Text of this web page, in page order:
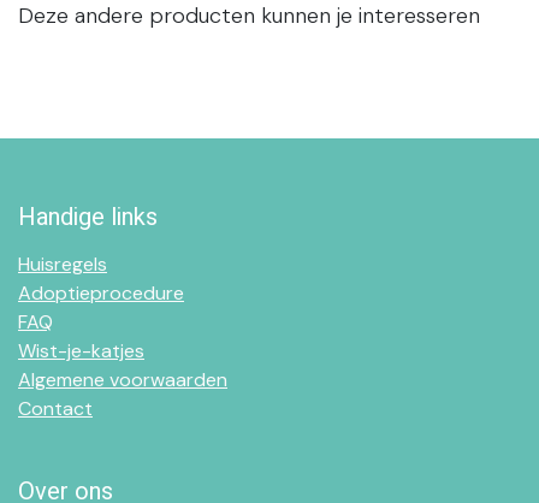
Deze andere producten kunnen je interesseren
Handige links
Huisregels
Adoptieprocedure
FAQ
Wist-je-katjes
Algemene voorwaarden
Contact
Over ons